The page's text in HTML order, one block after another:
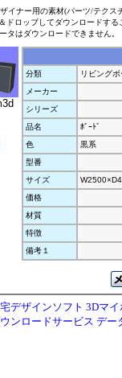
イナー用の素材(パーツ/テクス
ドロップしてダウンロードす
タはダウンロードできません。
分類
リビング
メーカー
シリーズ
品名
ﾎﾞｰﾄﾞ
色
黒系
型番
サイズ
価格
材質
特徴
備考１
デザインソフト 3Dマ
ンロードサービス デー